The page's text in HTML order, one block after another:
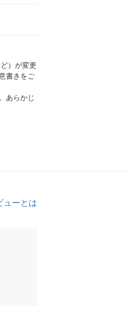
）が変更
書きをご
あらかじ
ューとは